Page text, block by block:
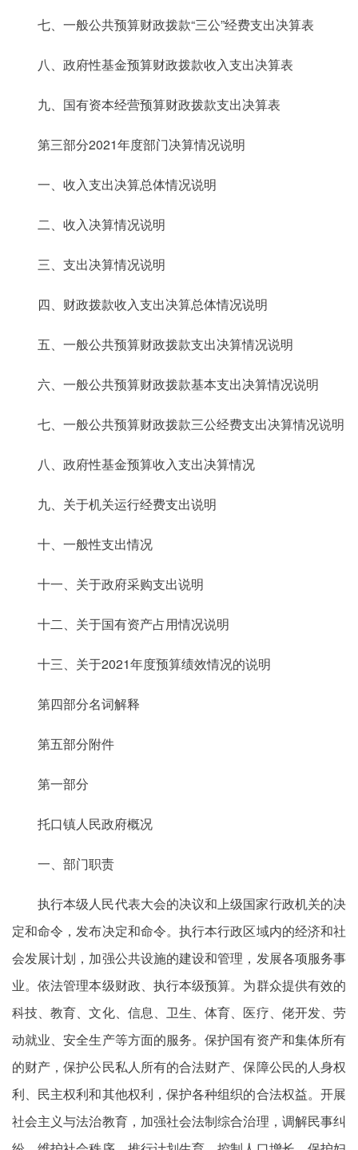
七、一般公共预算财政拨款“三公”经费支出决算表
八、政府性基金预算财政拨款收入支出决算表
九、国有资本经营预算财政拨款支出决算表
第三部分2021年度部门决算情况说明
一、收入支出决算总体情况说明
二、收入决算情况说明
三、支出决算情况说明
四、财政拨款收入支出决算总体情况说明
五、一般公共预算财政拨款支出决算情况说明
六、一般公共预算财政拨款基本支出决算情况说明
七、一般公共预算财政拨款三公经费支出决算情况说明
八、政府性基金预算收入支出决算情况
九、关于机关运行经费支出说明
十、一般性支出情况
十一、关于政府采购支出说明
十二、关于国有资产占用情况说明
十三、关于2021年度预算绩效情况的说明
第四部分名词解释
第五部分附件
第一部分
托口镇人民政府概况
一、部门职责
执行本级人民代表大会的决议和上级国家行政机关的决
定和命令，发布决定和命令。执行本行政区域内的经济和社
会发展计划，加强公共设施的建设和管理，发展各项服务事
业。依法管理本级财政、执行本级预算。为群众提供有效的
科技、教育、文化、信息、卫生、体育、医疗、佬开发、劳
动就业、安全生产等方面的服务。保护国有资产和集体所有
的财产，保护公民私人所有的合法财产、保障公民的人身权
利、民主权利和其他权利，保护各种组织的合法权益。开展
社会主义与法治教育，加强社会法制综合治理，调解民事纠